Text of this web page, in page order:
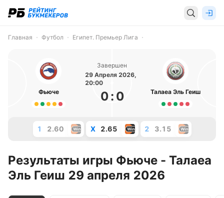
Главная Футбол Египет. Премьер Лига
Фьюче
Завершен
29 Апреля 2026,
20:00
0: 0 Талаеа Эль Геиш
1 2.60 X 2.65 2 3.15
Результаты игры Фьюче - Талаеа
Эль Геиш 29 апреля 2026